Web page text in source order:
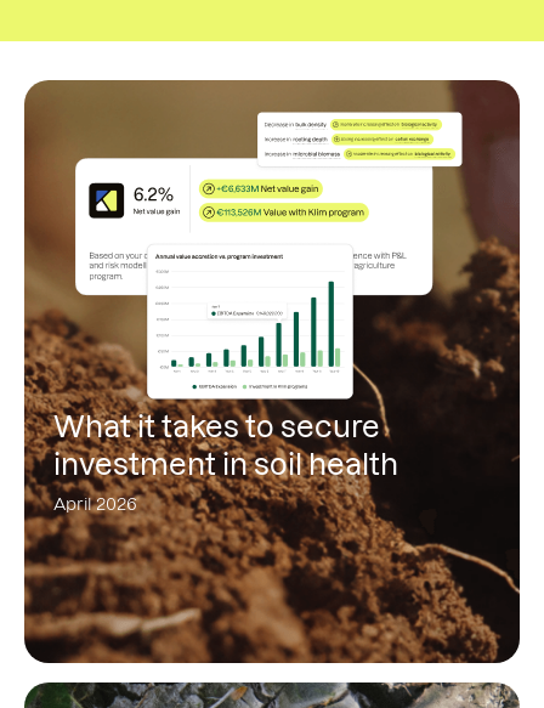
What it takes to secure
investment in soil health
April 2026